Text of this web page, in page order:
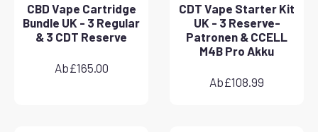
CBD Vape Cartridge
Bundle UK - 3 Regular
& 3 CDT Reserve
Ab£165.00
CDT Vape Starter Kit
UK - 3 Reserve-
Patronen & CCELL
M4B Pro Akku
Ab£108.99